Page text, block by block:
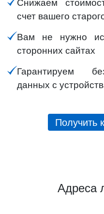
Снижаем
счет вашего
Вам не нужно
сторонних сайтах
Гарантируем
данных с
Получить
Адреса